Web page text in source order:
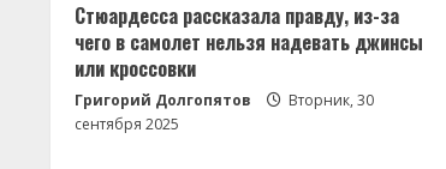
Стюардесса рассказала правду, из-за
чего в самолет нельзя надевать джинсы
или кроссовки
Григорий Долгопятов
Вторник, 30
сентября 2025